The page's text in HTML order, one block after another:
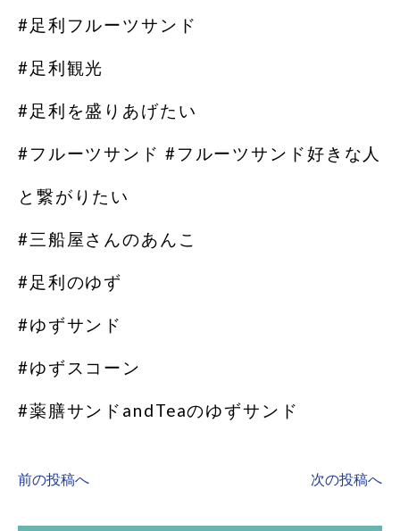
#足利フルーツサンド
#足利観光
#足利を盛りあげたい
#フルーツサンド #フルーツサンド好きな人
と繋がりたい
#三船屋さんのあんこ
#足利のゆず
#ゆずサンド
#ゆずスコーン
#薬膳サンドandTeaのゆずサンド
前の投稿へ 次の投稿へ